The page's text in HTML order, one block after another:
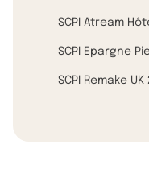
SCPI Atream
SCPI Epargne
SCPI Remake UK